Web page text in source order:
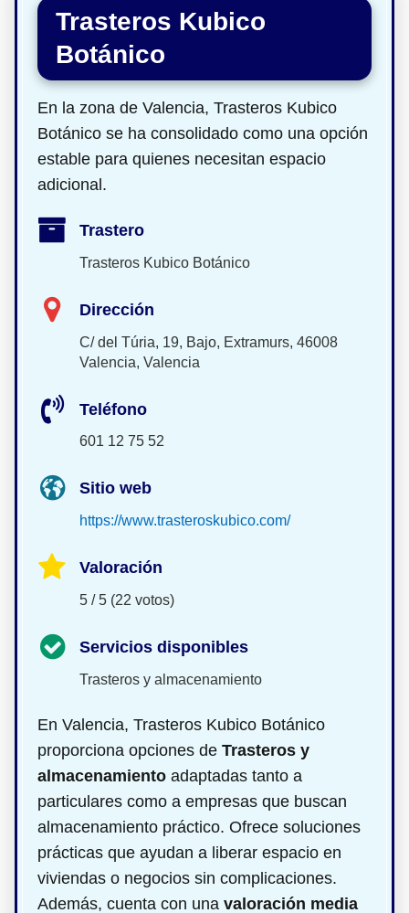
Trasteros Kubico
Botánico
En la zona de Valencia, Trasteros Kubico
Botánico se ha consolidado como una opción
estable para quienes necesitan espacio
adicional.
Trastero
Trasteros Kubico Botánico
Dirección
C/ del Túria, 19, Bajo, Extramurs, 46008
Valencia, Valencia
Teléfono
601 12 75 52
Sitio web
https://www.trasteroskubico.com/
Valoración
5 / 5 (22 votos)
Servicios disponibles
Trasteros y almacenamiento
En Valencia, Trasteros Kubico Botánico
proporciona opciones de Trasteros y
almacenamiento adaptadas tanto a
particulares como a empresas que buscan
almacenamiento práctico. Ofrece soluciones
prácticas que ayudan a liberar espacio en
viviendas o negocios sin complicaciones.
Además, cuenta con una valoración media